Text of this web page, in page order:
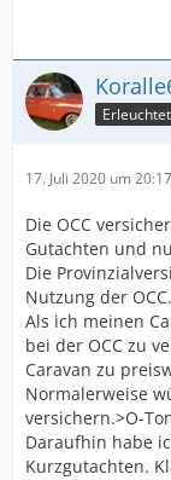
17. Juli 2020 um 20:17
Die OCC
Gutachten und
Die
Nutzung der OCC.
Als ich meinen
bei der OCC zu
Caravan zu
Normalerweise
versichern.>O-
Daraufhin habe
Kurzgutachten.